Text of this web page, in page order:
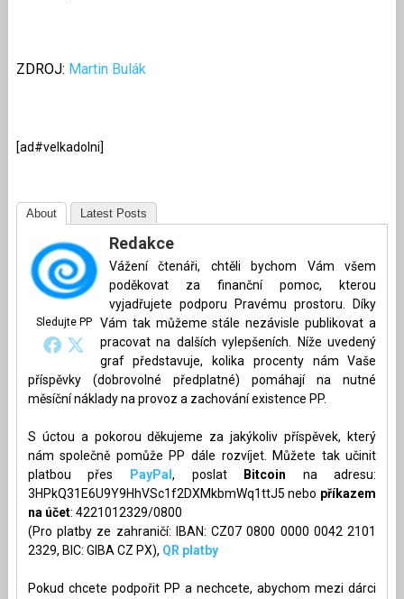
ZDROJ: Martin Bulák
[ad#velkadolni]
About Latest Posts
Sledujte PP
Redakce
Vážení čtenáři, chtěli bychom Vám všem
poděkovat za finanční pomoc, kterou
vyjadřujete podporu Pravému prostoru. Díky
Vám tak můžeme stále nezávisle publikovat a
pracovat na dalších vylepšeních. Níže uvedený
graf představuje, kolika procenty nám Vaše
příspěvky (dobrovolné předplatné) pomáhají na nutné
měsíční náklady na provoz a zachování existence PP.
S úctou a pokorou děkujeme za jakýkoliv příspěvek, který
nám společně pomůže PP dále rozvíjet. Můžete tak učinit
platbou přes
PayPal , poslat Bitcoin na adresu:
3HPkQ31E6U9Y9HhVSc1f2DXMkbmWq1ttJ5 nebo příkazem
na účet: 4221012329/0800
(Pro platby ze zahraničí: IBAN: CZ07 0800 0000 0042 2101
2329, BIC: GIBA CZ PX), QR platby
Pokud chcete podpořit PP a nechcete, abychom mezi dárci